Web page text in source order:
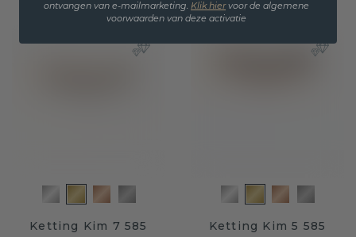
Excl. Tax & BTW Excl. Tax & BTW
Ketting Kim 7 585
Ketting Kim 5 585
ontvangen van e-mailmarketing. Klik hiervoor de algemene
voorwaarden van deze activatie